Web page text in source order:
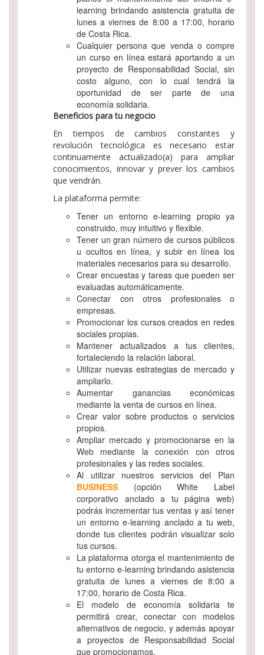
learning brindando asistencia gratuita de
lunes a viernes de 8:00 a 17:00, horario
de Costa Rica.
Cualquier persona que venda o compre
un curso en línea estará aportando a un
proyecto de Responsabilidad Social, sin
costo alguno, con lo cual tendrá la
oportunidad de ser parte de una
economía solidaria.
Beneficios para tu negocio
En tiempos de cambios constantes y
revolución tecnológica es necesario estar
continuamente actualizado(a) para ampliar
conocimientos, innovar y prever los cambios
que vendrán.
La plataforma permite:
Tener un entorno e-learning propio ya
construido, muy intuitivo y flexible.
Tener un gran número de cursos públicos
u ocultos en línea, y subir en línea los
materiales necesarios para su desarrollo.
Crear encuestas y tareas que pueden ser
evaluadas automáticamente.
Conectar con otros profesionales o
empresas.
Promocionar los cursos creados en redes
sociales propias.
Mantener actualizados a tus clientes,
fortaleciendo la relación laboral.
Utilizar nuevas estrategias de mercado y
ampliarlo.
Aumentar ganancias económicas
mediante la venta de cursos en línea.
Crear valor sobre productos o servicios
propios.
Ampliar mercado y promocionarse en la
Web mediante la conexión con otros
profesionales y las redes sociales.
Al utilizar nuestros servicios del Plan
BUSINESS (opción White Label
corporativo anclado a tu página web)
podrás incrementar tus ventas y así tener
un entorno e-learning anclado a tu web,
donde tus clientes podrán visualizar solo
tus cursos.
La plataforma otorga el mantenimiento de
tu entorno e-learning brindando asistencia
gratuita de lunes a viernes de 8:00 a
17:00, horario de Costa Rica.
El modelo de economía solidaria te
permitirá crear, conectar con modelos
alternativos de negocio, y además apoyar
a proyectos de Responsabilidad Social
que promocionamos.